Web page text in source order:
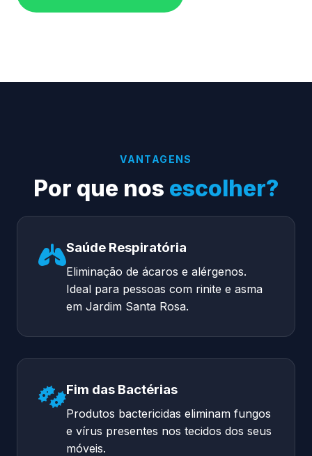
VANTAGENS
Por que nos escolher?
Saúde Respiratória
Eliminação de ácaros e alérgenos.
Ideal para pessoas com rinite e asma
em Jardim Santa Rosa.
Fim das Bactérias
Produtos bactericidas eliminam fungos
e vírus presentes nos tecidos dos seus
móveis.